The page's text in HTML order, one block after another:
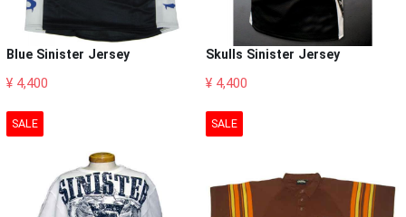
Blue Sinister Jersey
¥ 4,400
Skulls Sinister Jersey
¥ 4,400
SALE SALE